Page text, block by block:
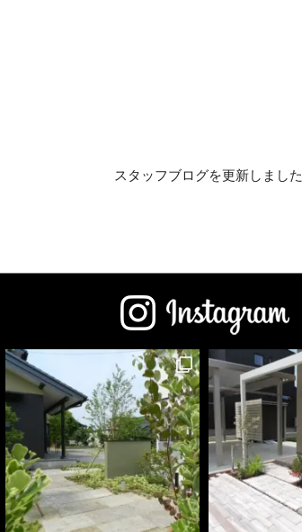
スタッフブログを更新しました